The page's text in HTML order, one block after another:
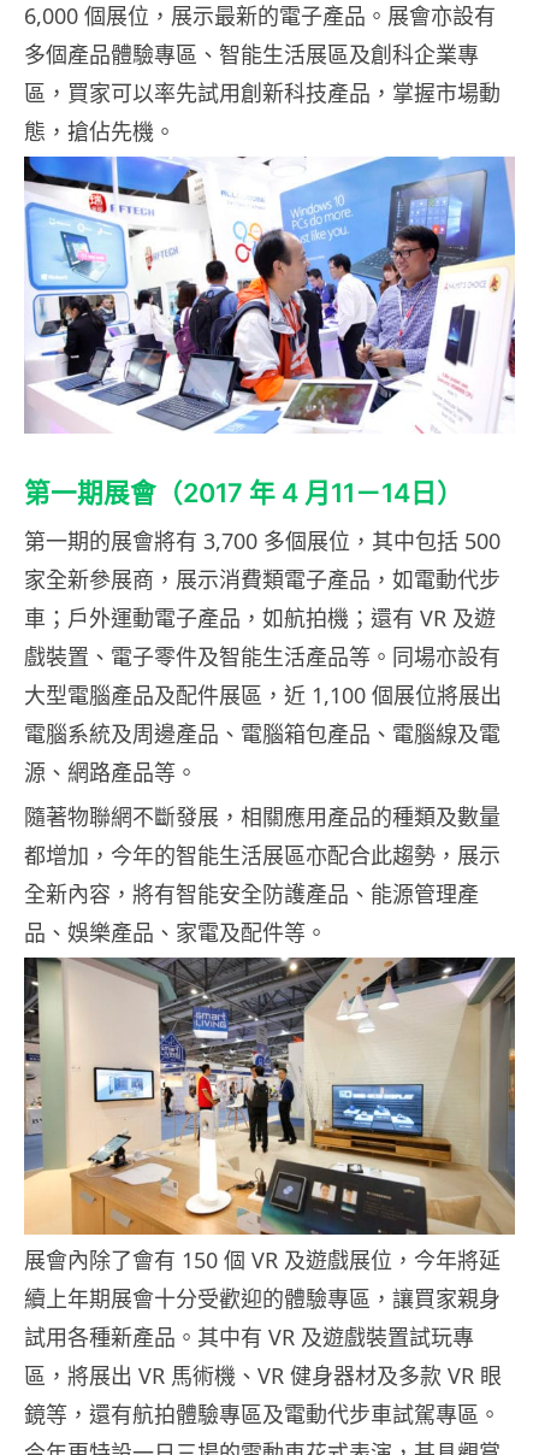
6,000 個展位，展示最新的電子產品。展會亦設有
多個產品體驗專區、智能生活展區及創科企業專
區，買家可以率先試用創新科技產品，掌握市場動
態，搶佔先機。
第一期展會（2017 年 4 月11－14日）
第一期的展會將有 3,700 多個展位，其中包括 500
家全新參展商，展示消費類電子產品，如電動代步
車；戶外運動電子產品，如航拍機；還有 VR 及遊
戲裝置、電子零件及智能生活產品等。同場亦設有
大型電腦產品及配件展區，近 1,100 個展位將展出
電腦系統及周邊產品、電腦箱包產品、電腦線及電
源、網路產品等。
隨著物聯網不斷發展，相關應用產品的種類及數量
都增加，今年的智能生活展區亦配合此趨勢，展示
全新內容，將有智能安全防護產品、能源管理產
品、娛樂產品、家電及配件等。
展會內除了會有 150 個 VR 及遊戲展位，今年將延
續上年期展會十分受歡迎的體驗專區，讓買家親身
試用各種新產品。其中有 VR 及遊戲裝置試玩專
區，將展出 VR 馬術機、VR 健身器材及多款 VR 眼
鏡等，還有航拍體驗專區及電動代步車試駕專區。